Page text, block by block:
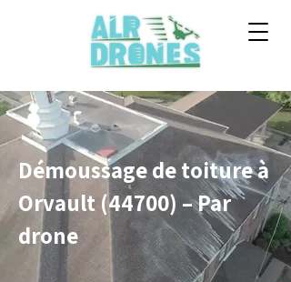
Démoussage de toiture à
Orvault (44700) – Par
drone